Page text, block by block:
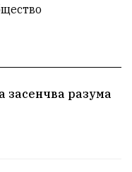
засенчва разума